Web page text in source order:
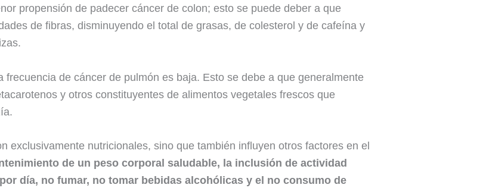
propensión de padecer cáncer de colon; esto se puede deber a que
de fibras, disminuyendo el total de grasas, de colesterol y de cafeína y
de cáncer de pulmón es baja. Esto se debe a que generalmente
y otros constituyentes de alimentos vegetales frescos que
exclusivamente nutricionales, sino que también influyen otros factores en el
de un peso corporal saludable, la inclusión de actividad
día, no fumar, no tomar bebidas alcohólicas y el no consumo de